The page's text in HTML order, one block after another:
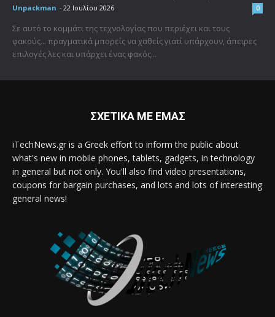
Unpackman - 22 Ιουλίου 2026 0
Σε αυτό το κομμάτι της τεχνολογίας που περιέχει και τους
φακούς... πραγματικά μπορείς να χαθείς γιατί υπάρχουν, άπειρες
επιλογές λες και υπάρχει ένας φακός...
ΣΧΕΤΙΚΑ ΜΕ ΕΜΑΣ
iTechNews.gr is a Greek effort to inform the public about
what's new in mobile phones, tablets, gadgets, in technology
in general but not only. You'll also find video presentations,
coupons for bargain purchases, and lots and lots of interesting
general news!